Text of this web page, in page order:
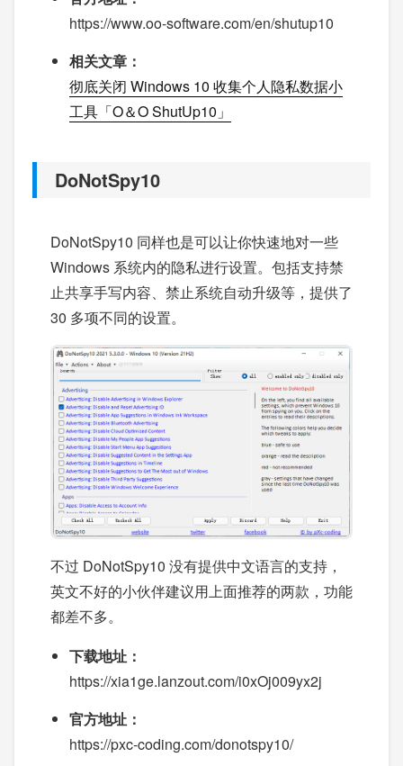
https://www.oo-software.com/en/shutup10
相关文章：
彻底关闭 Windows 10 收集个人隐私数据小
工具「O＆O ShutUp10」
DoNotSpy10
DoNotSpy10 同样也是可以让你快速地对一些
Windows 系统内的隐私进行设置。包括支持禁
止共享手写内容、禁止系统自动升级等，提供了
30 多项不同的设置。
不过 DoNotSpy10 没有提供中文语言的支持，
英文不好的小伙伴建议用上面推荐的两款，功能
都差不多。
下载地址：
https://xia1ge.lanzout.com/i0xOj009yx2j
官方地址：
https://pxc-coding.com/donotspy10/